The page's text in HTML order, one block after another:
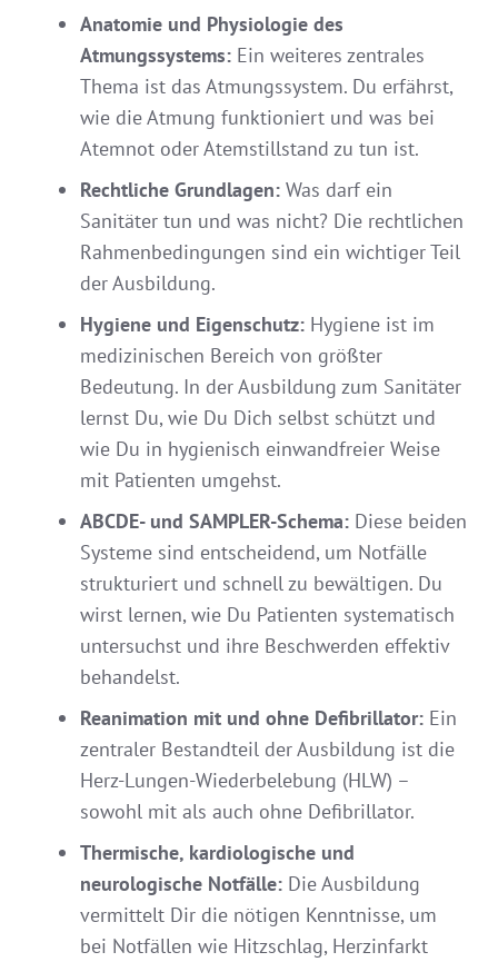
Anatomie und Physiologie des
Atmungssystems: Ein weiteres zentrales
Thema ist das Atmungssystem. Du erfährst,
wie die Atmung funktioniert und was bei
Atemnot oder Atemstillstand zu tun ist.
Rechtliche Grundlagen: Was darf ein
Sanitäter tun und was nicht? Die rechtlichen
Rahmenbedingungen sind ein wichtiger Teil
der Ausbildung.
Hygiene und Eigenschutz: Hygiene ist im
medizinischen Bereich von größter
Bedeutung. In der Ausbildung zum Sanitäter
lernst Du, wie Du Dich selbst schützt und
wie Du in hygienisch einwandfreier Weise
mit Patienten umgehst.
ABCDE- und SAMPLER-Schema: Diese beiden
Systeme sind entscheidend, um Notfälle
strukturiert und schnell zu bewältigen. Du
wirst lernen, wie Du Patienten systematisch
untersuchst und ihre Beschwerden effektiv
behandelst.
Reanimation mit und ohne Defibrillator: Ein
zentraler Bestandteil der Ausbildung ist die
Herz-Lungen-Wiederbelebung (HLW) –
sowohl mit als auch ohne Defibrillator.
Thermische, kardiologische und
neurologische Notfälle: Die Ausbildung
vermittelt Dir die nötigen Kenntnisse, um
bei Notfällen wie Hitzschlag, Herzinfarkt